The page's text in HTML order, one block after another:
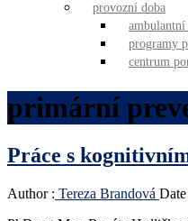
provozní doba
ambulantní
programy
centrum
primární
Práce s
Author : Tereza Brandová Date